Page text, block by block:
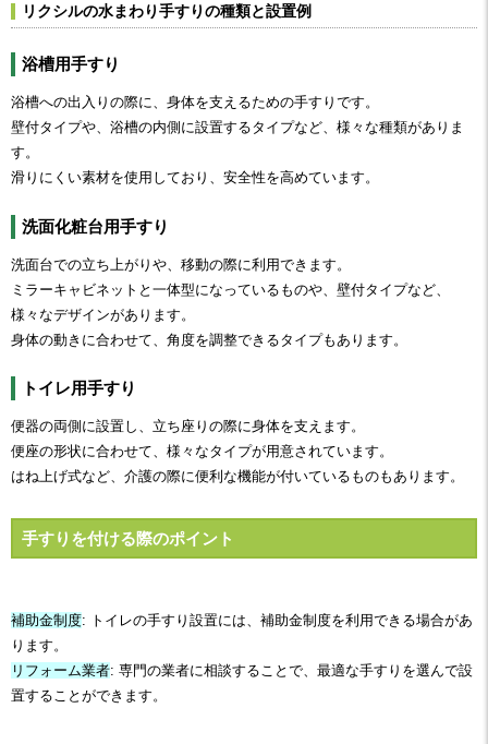
リクシルの水まわり手すりの種類と設置例
浴槽用手すり
浴槽への出入りの際に、身体を支えるための手すりです。
壁付タイプや、浴槽の内側に設置するタイプなど、様々な種類がありま
す。
滑りにくい素材を使用しており、安全性を高めています。
洗面化粧台用手すり
洗面台での立ち上がりや、移動の際に利用できます。
ミラーキャビネットと一体型になっているものや、壁付タイプなど、
様々なデザインがあります。
身体の動きに合わせて、角度を調整できるタイプもあります。
トイレ用手すり
便器の両側に設置し、立ち座りの際に身体を支えます。
便座の形状に合わせて、様々なタイプが用意されています。
はね上げ式など、介護の際に便利な機能が付いているものもあります。
手すりを付ける際のポイント
補助金制度: トイレの手すり設置には、補助金制度を利用できる場合があ
ります。
リフォーム業者: 専門の業者に相談することで、最適な手すりを選んで設
置することができます。